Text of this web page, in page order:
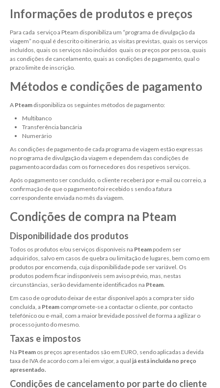
Informações de produtos e preços
Para cada serviço a Pteam disponibiliza um “programa de divulgação da
viagem” no qual é descrito o itinerário, as visitas previstas, quais os serviços
incluídos, quais os serviços não incluidos quais os preços por pessoa, quais
as condições de cancelamento, quais as condições de pagamento, qual o
prazo limite de inscrição.
Métodos e condições de pagamento
A Pteam disponibiliza os seguintes métodos de pagamento:
Multibanco
Transferência bancária
Numerário
As condições de pagamento de cada programa de viagem estão expressas
no programa de divulgação da viagem e dependem das condições de
pagamento acordadas com os fornecedores dos respetivos serviços.
Após o pagamento ser concluído, o cliente receberá por e-mail ou correio, a
confirmação de que o pagamento foi recebido s sendo a fatura
correspondente enviada no mês da viagem.
Condições de compra na Pteam
Disponibilidade dos produtos
Todos os produtos e/ou serviços disponíveis na Pteam podem ser
adquiridos, salvo em casos de quebra ou limitação de lugares, bem como em
produtos por encomenda, cuja disponibilidade pode ser variável. Os
produtos podem ficar indisponíveis sem aviso prévio, mas, nestas
circunstâncias, serão devidamente identificados na Pteam.
Em caso de o produto deixar de estar disponível após a compra ter sido
concluída, a Pteam compromete-se a contactar o cliente, por contacto
telefónico ou e-mail, com a maior brevidade possível de forma a agilizar o
processo junto do mesmo.
Taxas e impostos
Na Pteam os preços apresentados são em EURO, sendo aplicadas a devida
taxa de IVA de acordo com a lei em vigor, a qual já está incluída no preço
apresentado.
Condições de cancelamento por parte do cliente